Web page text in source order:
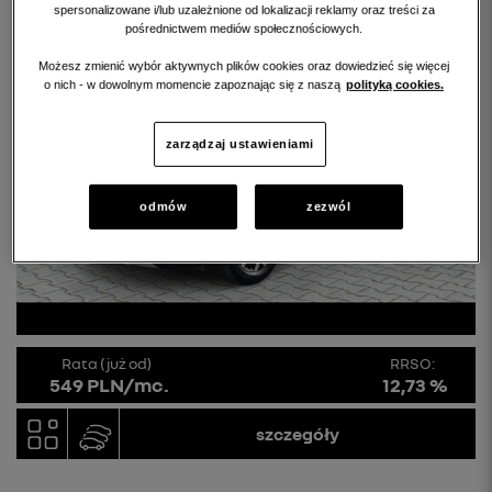
Rata (już od)
549 PLN/mc.
RRSO:
12,73 %
szczegóły
spersonalizowane i/lub uzależnione od lokalizacji reklamy oraz treści za
pośrednictwem mediów społecznościowych.
Możesz zmienić wybór aktywnych plików cookies oraz dowiedzieć się więcej
o nich - w dowolnym momencie zapoznając się z naszą polityką cookies.
zarządzaj ustawieniami
odmów zezwól